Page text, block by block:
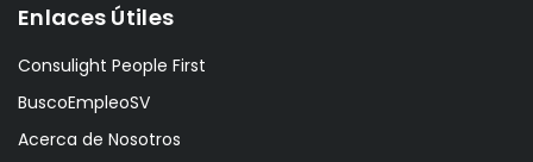
Enlaces Útiles
Consulight People First
BuscoEmpleoSV
Acerca de Nosotros